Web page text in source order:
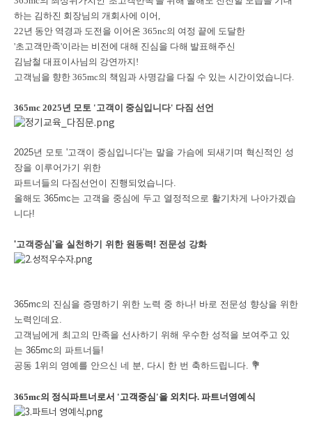
하는 김하진 회장님의 개회사에 이어,
22년 동안 역경과 도전을 이어온 365nc의 여정 끝에 도달한
'초고객만족'이라는 비전에 대해 진심을 다해 발표해주신
김남철 대표이사님의 강연까지!
고객님을 향한 365mc의 책임과 사명감을 다질 수 있는 시간이었습니다.
365mc 2025년 모토 '고객이 중심입니다' 다짐 선언
2025년 모토 '고객이 중심입니다'는 말을 가슴에 되새기며 혁신적인 성
장을 이루어가기 위한
파트너들의 다짐선언이 진행되었습니다.
올해도 365mc는 고객을 중심에 두고 열정적으로 활기차게 나아가겠습
니다!
'고객중심'을 실천하기 위한 원동력! 전문성 강화
365mc의 진심을 증명하기 위한 노력 중 하나! 바로 전문성 향상을 위한
노력인데요.
고객님에게 최고의 만족을 선사하기 위해 우수한 성적을 보여주고 있
는 365mc의 파트너들!
공동 1위의 영예를 안으신 네 분, 다시 한 번 축하드립니다. 💐
365mc의 정식파트너로서 '고객중심'을 외치다. 파트너영예식